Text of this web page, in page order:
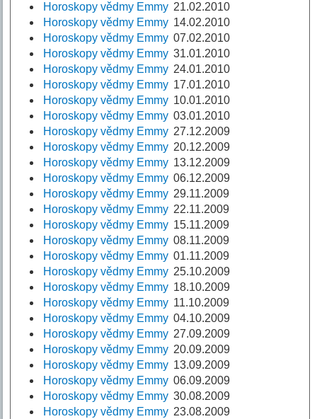
Horoskopy vědmy Emmy 21.02.2010
Horoskopy vědmy Emmy 14.02.2010
Horoskopy vědmy Emmy 07.02.2010
Horoskopy vědmy Emmy 31.01.2010
Horoskopy vědmy Emmy 24.01.2010
Horoskopy vědmy Emmy 17.01.2010
Horoskopy vědmy Emmy 10.01.2010
Horoskopy vědmy Emmy 03.01.2010
Horoskopy vědmy Emmy 27.12.2009
Horoskopy vědmy Emmy 20.12.2009
Horoskopy vědmy Emmy 13.12.2009
Horoskopy vědmy Emmy 06.12.2009
Horoskopy vědmy Emmy 29.11.2009
Horoskopy vědmy Emmy 22.11.2009
Horoskopy vědmy Emmy 15.11.2009
Horoskopy vědmy Emmy 08.11.2009
Horoskopy vědmy Emmy 01.11.2009
Horoskopy vědmy Emmy 25.10.2009
Horoskopy vědmy Emmy 18.10.2009
Horoskopy vědmy Emmy 11.10.2009
Horoskopy vědmy Emmy 04.10.2009
Horoskopy vědmy Emmy 27.09.2009
Horoskopy vědmy Emmy 20.09.2009
Horoskopy vědmy Emmy 13.09.2009
Horoskopy vědmy Emmy 06.09.2009
Horoskopy vědmy Emmy 30.08.2009
Horoskopy vědmy Emmy 23.08.2009